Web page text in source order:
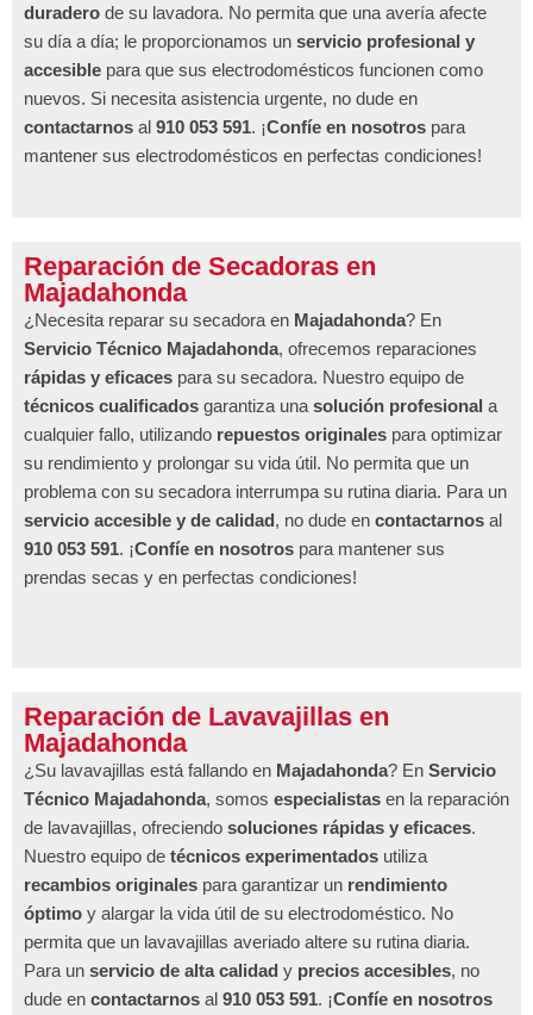
duradero de su lavadora. No permita que una avería afecte
su día a día; le proporcionamos un servicio profesional y
accesible para que sus electrodomésticos funcionen como
nuevos. Si necesita asistencia urgente, no dude en
contactarnos al 910 053 591. ¡Confíe en nosotros para
mantener sus electrodomésticos en perfectas condiciones!
Reparación de Secadoras en
Majadahonda
¿Necesita reparar su secadora en Majadahonda? En
Servicio Técnico Majadahonda, ofrecemos reparaciones
rápidas y eficaces para su secadora. Nuestro equipo de
técnicos cualificados garantiza una solución profesional a
cualquier fallo, utilizando repuestos originales para optimizar
su rendimiento y prolongar su vida útil. No permita que un
problema con su secadora interrumpa su rutina diaria. Para un
servicio accesible y de calidad, no dude en contactarnos al
910 053 591. ¡Confíe en nosotros para mantener sus
prendas secas y en perfectas condiciones!
Reparación de Lavavajillas en
Majadahonda
¿Su lavavajillas está fallando en Majadahonda? En Servicio
Técnico Majadahonda, somos especialistas en la reparación
de lavavajillas, ofreciendo soluciones rápidas y eficaces.
Nuestro equipo de técnicos experimentados utiliza
recambios originales para garantizar un rendimiento
óptimo y alargar la vida útil de su electrodoméstico. No
permita que un lavavajillas averiado altere su rutina diaria.
Para un servicio de alta calidad y precios accesibles, no
dude en contactarnos al 910 053 591. ¡Confíe en nosotros